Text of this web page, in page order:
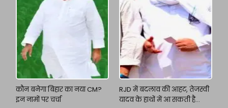
कौन बनेगा बिहार का नया CM?
इन नामों पर चर्चा
RJD में बदलाव की आहट, तेजस्वी
यादव के हाथों में आ सकती है